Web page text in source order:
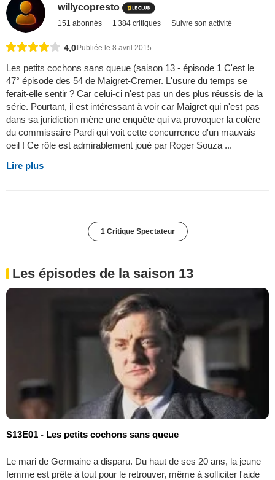
willycopresto
151 abonnés 1 384 critiques Suivre son activité
4,0 Publiée le 8 avril 2015
Les petits cochons sans queue (saison 13 - épisode 1 C'est le
47° épisode des 54 de Maigret-Cremer. L'usure du temps se
ferait-elle sentir ? Car celui-ci n'est pas un des plus réussis de la
série. Pourtant, il est intéressant à voir car Maigret qui n'est pas
dans sa juridiction mène une enquête qui va provoquer la colère
du commissaire Pardi qui voit cette concurrence d'un mauvais
oeil ! Ce rôle est admirablement joué par Roger Souza ...
Lire plus
1 Critique Spectateur
Les épisodes de la saison 13
S13E01 - Les petits cochons sans queue
Le mari de Germaine a disparu. Du haut de ses 20 ans, la jeune
femme est prête à tout pour le retrouver, même à solliciter l'aide